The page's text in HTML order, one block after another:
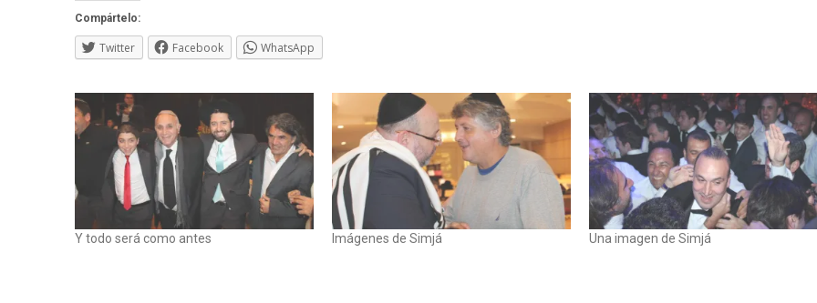
Compártelo:
Twitter Facebook WhatsApp
Y todo será como antes Imágenes de Simjá Una imagen de Simjá